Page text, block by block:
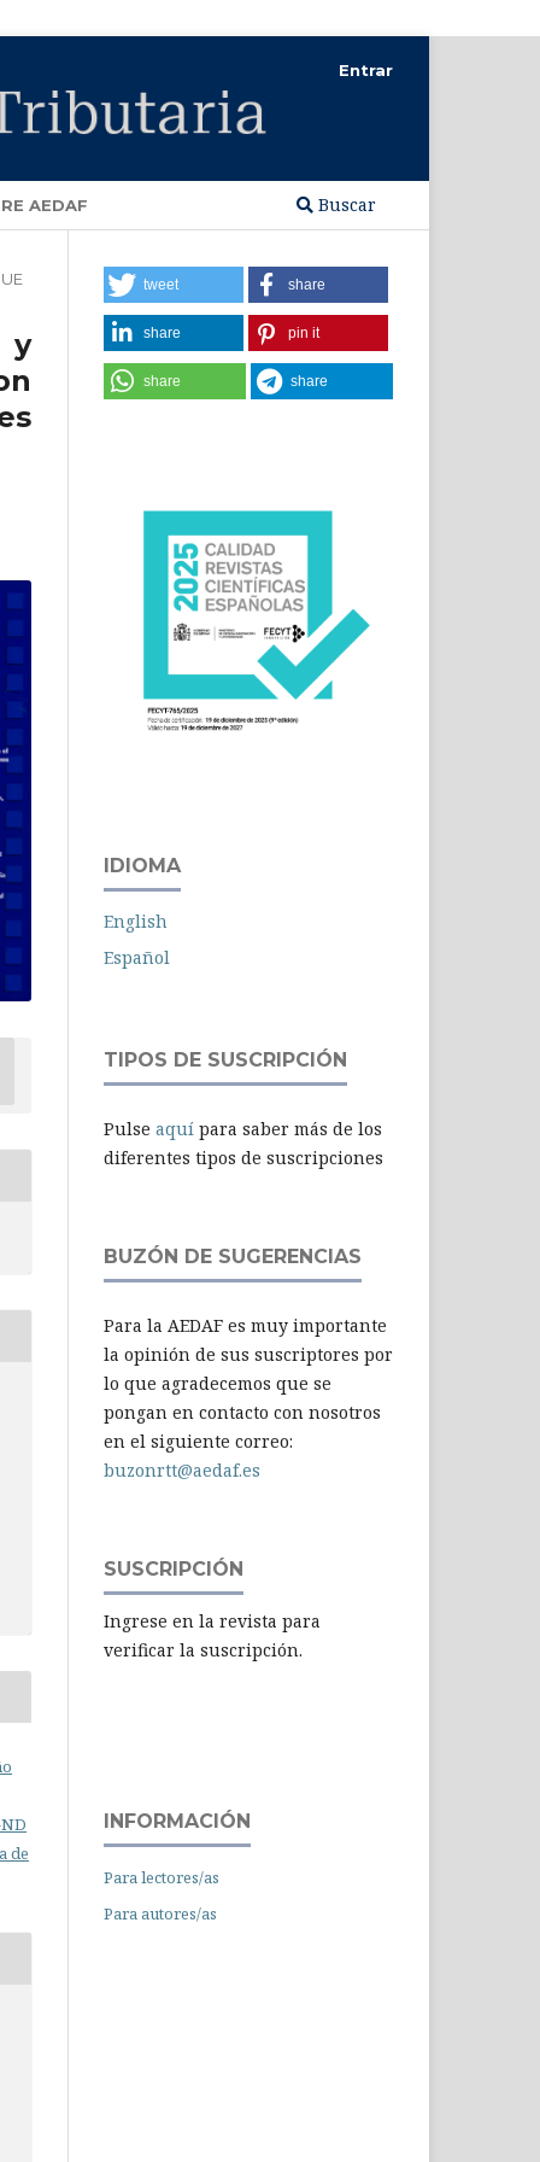
AEDAF Buscar
Entrar
y
de
tweet share
share pin it
share share
IDIOMA
English
Español
TIPOS DE SUSCRIPCIÓN
Pulse aquí para saber más de los
diferentes tipos de suscripciones
BUZÓN DE SUGERENCIAS
Para la AEDAF es muy importante
la opinión de sus suscriptores por
lo que agradecemos que se
pongan en contacto con nosotros
en el siguiente correo:
buzonrtt@aedaf.es
SUSCRIPCIÓN
Ingrese en la revista para
verificar la suscripción.
INFORMACIÓN
Para lectores/as
Para autores/as